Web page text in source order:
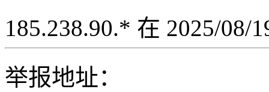
185.238.90.* 在 2025/08/
举报地址：